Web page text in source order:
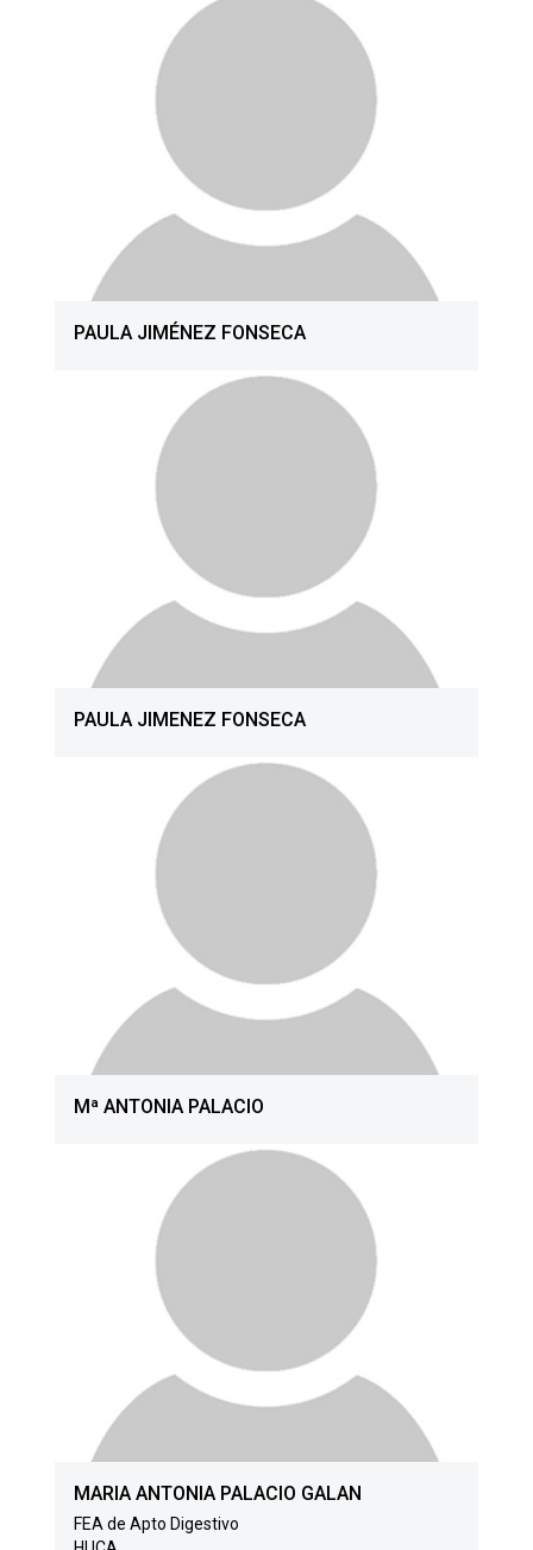
PAULA JIMÉNEZ FONSECA
PAULA JIMENEZ FONSECA
Mª ANTONIA PALACIO
MARIA ANTONIA PALACIO GALAN
FEA de Apto Digestivo